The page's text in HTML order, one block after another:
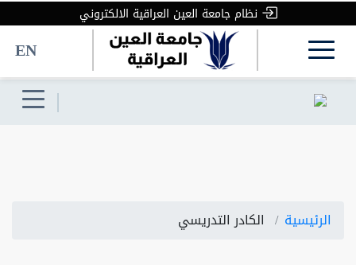
نظام جامعة العين العراقية الالكتروني
EN
الرئيسية الكادر التدريسي